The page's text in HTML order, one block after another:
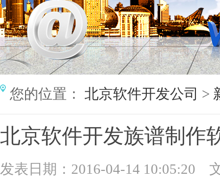
您的位置： 北京软件开发公司 >
北京软件开发族谱制作
发表日期：2016-04-14 10:05:20